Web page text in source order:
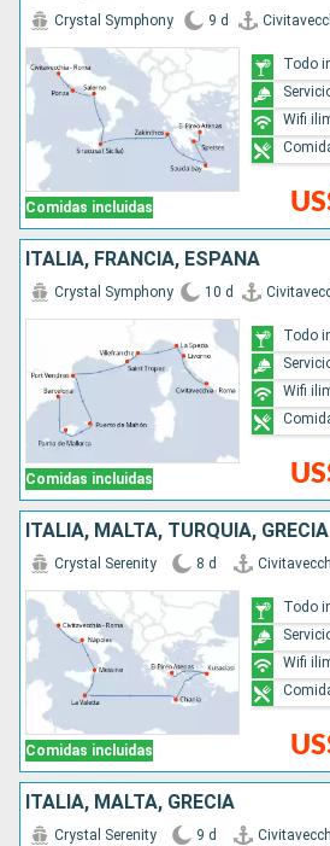
Comidas incluidas
Crystal Symphony 9 d
Todo
Wifi
ITALIA, FRANCIA, ESPAÑA
Comidas incluidas
Crystal Symphony 10 d
Todo
Wifi
ITALIA, MALTA, TURQUÍA, GRECIA
Comidas incluidas
Crystal Serenity 8 d
Todo
Wifi
ITALIA, MALTA, GRECIA
Crystal Serenity 9 d